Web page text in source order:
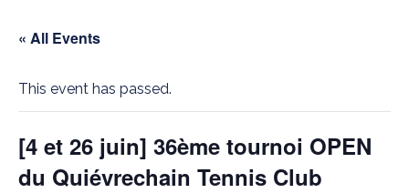
« All Events
This event has passed.
[4 et 26 juin] 36ème tournoi OPEN
du Quiévrechain Tennis Club